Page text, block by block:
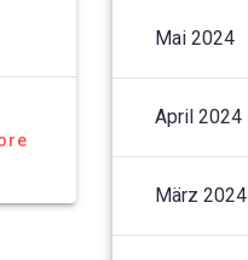
Mai 2024
April 2024
März 2024